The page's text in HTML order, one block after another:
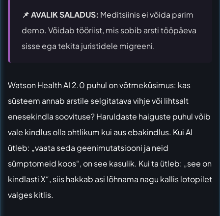
📌 AVALIK SALADUS: Meditsiinis ei võida parim
demo. Võidab tööriist, mis sobib arsti tööpäeva
sisse ega tekita juristidele migreeni.
Watson Health AI 2.0 puhul on võtmeküsimus: kas
süsteem annab arstile selgitatava vihje või lihtsalt
enesekindla soovituse? Haruldaste haiguste puhul võib
vale kindlus olla ohtlikum kui aus ebakindlus. Kui AI
ütleb: „vaata seda geenimutatsiooni ja neid
sümptomeid koos“, on see kasulik. Kui ta ütleb: „see on
kindlasti X“, siis hakkab asi lõhnama nagu kallis lotopilet
valges kitlis.